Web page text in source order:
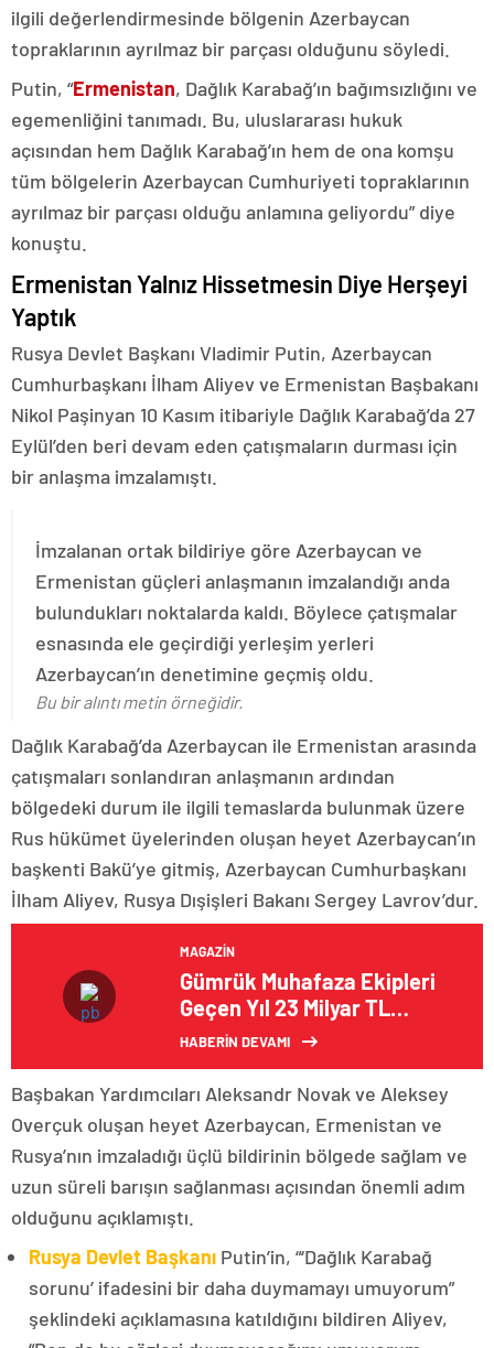
ilgili değerlendirmesinde bölgenin Azerbaycan
topraklarının ayrılmaz bir parçası olduğunu söyledi.
Putin, “Ermenistan, Dağlık Karabağ’ın bağımsızlığını ve
egemenliğini tanımadı. Bu, uluslararası hukuk
açısından hem Dağlık Karabağ’ın hem de ona komşu
tüm bölgelerin Azerbaycan Cumhuriyeti topraklarının
ayrılmaz bir parçası olduğu anlamına geliyordu” diye
konuştu.
Ermenistan Yalnız Hissetmesin Diye Herşeyi
Yaptık
Rusya Devlet Başkanı Vladimir Putin, Azerbaycan
Cumhurbaşkanı İlham Aliyev ve Ermenistan Başbakanı
Nikol Paşinyan 10 Kasım itibariyle Dağlık Karabağ’da 27
Eylül’den beri devam eden çatışmaların durması için
bir anlaşma imzalamıştı.
İmzalanan ortak bildiriye göre Azerbaycan ve
Ermenistan güçleri anlaşmanın imzalandığı anda
bulundukları noktalarda kaldı. Böylece çatışmalar
esnasında ele geçirdiği yerleşim yerleri
Azerbaycan’ın denetimine geçmiş oldu.
Bu bir alıntı metin örneğidir.
Dağlık Karabağ’da Azerbaycan ile Ermenistan arasında
çatışmaları sonlandıran anlaşmanın ardından
bölgedeki durum ile ilgili temaslarda bulunmak üzere
Rus hükümet üyelerinden oluşan heyet Azerbaycan’ın
başkenti Bakü’ye gitmiş, Azerbaycan Cumhurbaşkanı
İlham Aliyev, Rusya Dışişleri Bakanı Sergey Lavrov’dur.
MAGAZIN
Gümrük Muhafaza Ekipleri
Geçen Yıl 23 Milyar TL
Değerinde Kaçak Ticari Eşya
HABERİN DEVAMI
Başbakan Yardımcıları Aleksandr Novak ve Aleksey
Overçuk oluşan heyet Azerbaycan, Ermenistan ve
Rusya’nın imzaladığı üçlü bildirinin bölgede sağlam ve
uzun süreli barışın sağlanması açısından önemli adım
olduğunu açıklamıştı.
Rusya Devlet Başkanı Putin’in, “‘Dağlık Karabağ
sorunu’ ifadesini bir daha duymamayı umuyorum”
şeklindeki açıklamasına katıldığını bildiren Aliyev,